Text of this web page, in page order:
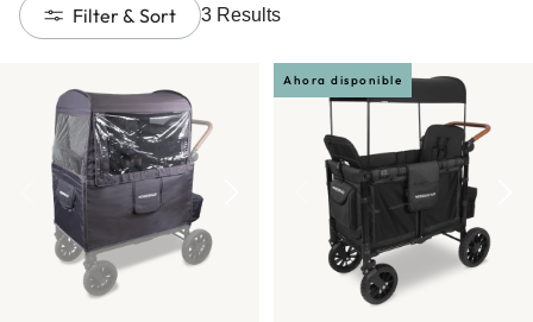
Filter & Sort 3 Results
Ahora disponible